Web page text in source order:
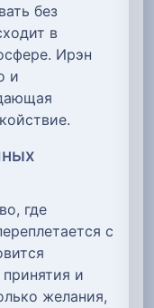
без
в
Ирэн
и
где
с
и
желания,